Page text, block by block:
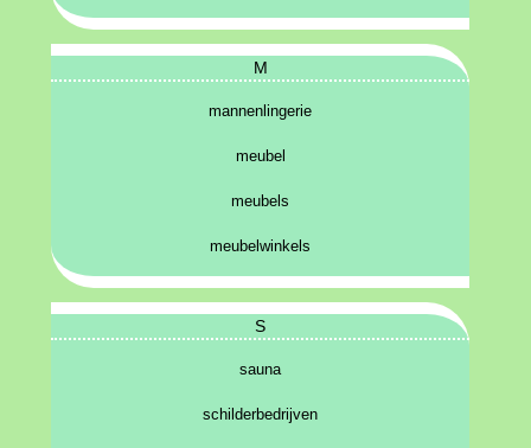
M
mannenlingerie
meubel
meubels
meubelwinkels
S
sauna
schilderbedrijven